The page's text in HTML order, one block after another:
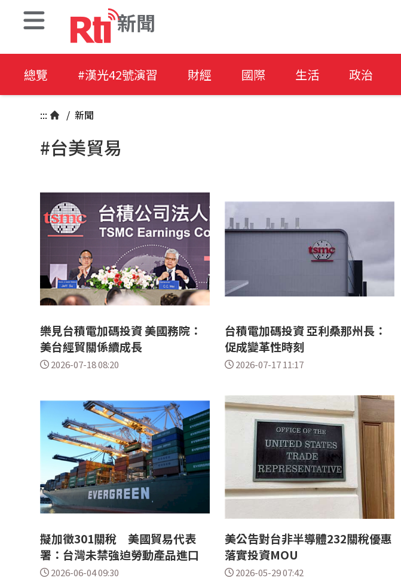
新聞
總覽 #漢光42號演習 財經 國際 生活 政治
::: / 新聞
#台美貿易
樂見台積電加碼投資 美國務院：
美台經貿關係續成長
2026-07-18 08:20
台積電加碼投資 亞利桑那州長：
促成變革性時刻
2026-07-17 11:17
擬加徵301關稅 美國貿易代表
署：台灣未禁強迫勞動產品進口
2026-06-04 09:30
美公告對台非半導體232關稅優惠
落實投資MOU
2026-05-29 07:42